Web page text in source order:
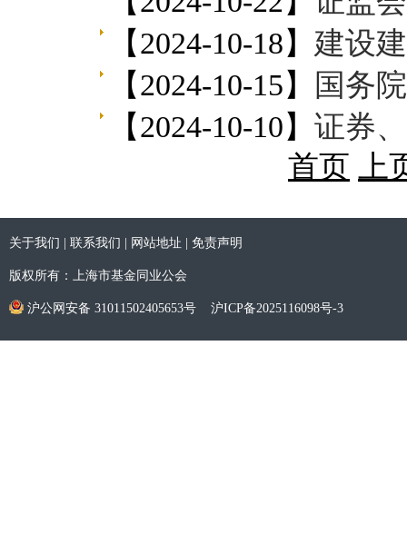
【2024-10-18】 建设建强
【2024-10-15】
国务院办公
【2024-10-10】 证券、
首页
上
关于我们 联系我们 网站地址 免责声明
版权所有：上海市基金同业公会
沪公网安备 31011502405653号 沪ICP备2025116098号-3